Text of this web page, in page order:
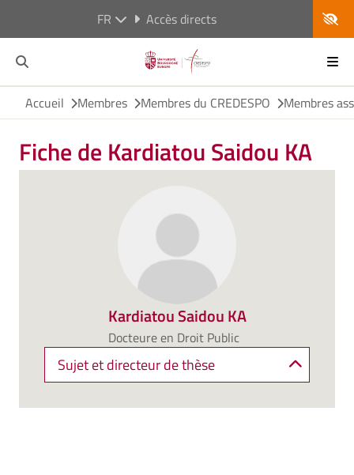
FR Accès directs
Accueil Membres Membres du CREDESPO Membres
Fiche de Kardiatou Saidou KA
Kardiatou Saidou KA
Docteure en Droit Public
Sujet et directeur de thèse